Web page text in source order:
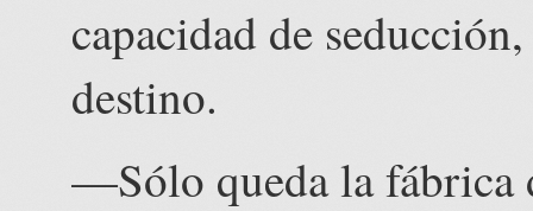
capacidad de
destino.
—Sólo queda la fábrica